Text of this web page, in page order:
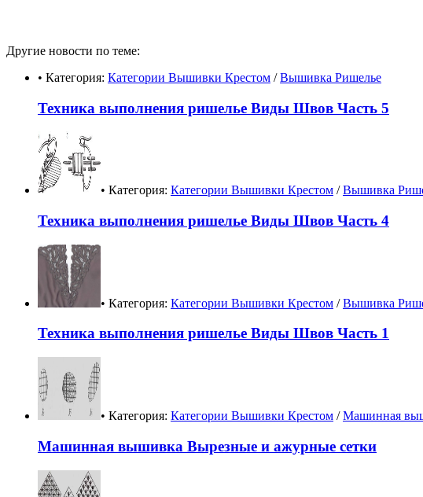
Другие новости по теме:
• Категория: Категории Вышивки Крестом /Вышивка Ришелье
Техника выполнения ришелье Виды Швов Часть 5
• Категория: Категории Вышивки Крестом /Вышивка
Техника выполнения ришелье Виды Швов Часть 4
• Категория: Категории Вышивки Крестом /Вышивка
Техника выполнения ришелье Виды Швов Часть 1
• Категория: Категории Вышивки Крестом /Машинная
Машинная вышивка Вырезные и ажурные сетки